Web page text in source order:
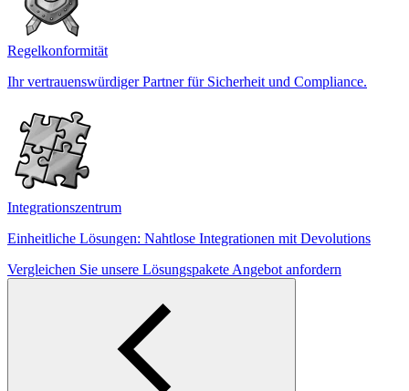
Regelkonformität
Ihr vertrauenswürdiger Partner für Sicherheit und Compliance.
Integrationszentrum
Einheitliche Lösungen: Nahtlose Integrationen mit Devolutions
Vergleichen Sie unsere Lösungspakete Angebot anfordern